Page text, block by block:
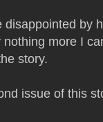
disappointed by
more I
story.
issue of this